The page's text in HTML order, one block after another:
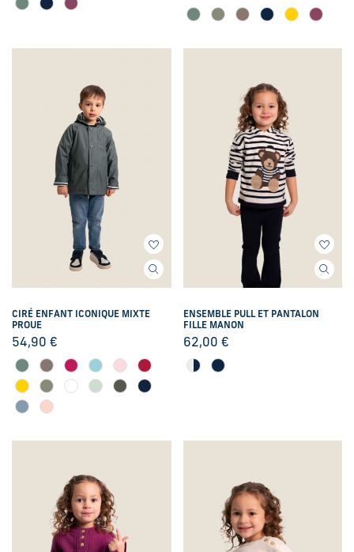
CIRÉ ENFANT ICONIQUE MIXTE
PROUE
54,90 €
ENSEMBLE PULL ET PANTALON
FILLE MANON
62,00 €